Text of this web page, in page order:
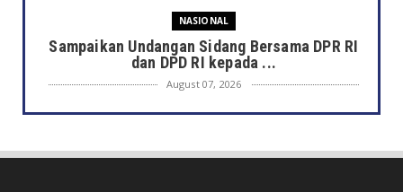
NASIONAL
Sampaikan Undangan Sidang Bersama DPR RI
dan DPD RI kepada ...
August 07, 2026
DAERAH
Gelar Lomba Kebersihan...